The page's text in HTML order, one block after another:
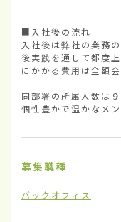
■入社後の流れ
入社後は弊社の業務
後実践を通して都度
にかかる費用は全額会
同部署の所属人数は
個性豊かで温かなメン
募集職種
バックオフィス